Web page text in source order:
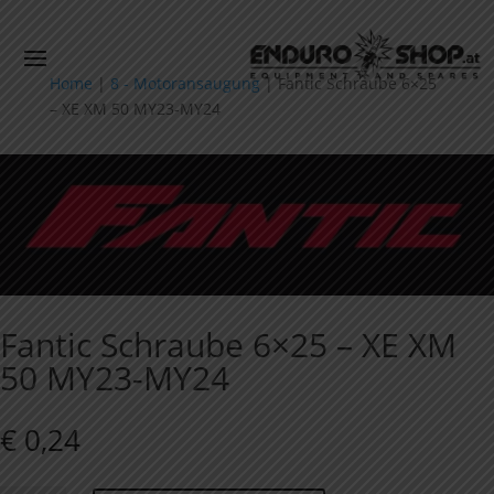
Home | 8 - Motoransaugung|Fantic Schraube 6×25
– XE XM 50 MY23-MY24
Fantic Schraube 6×25 – XE XM
50 MY23-MY24
€ 0,24